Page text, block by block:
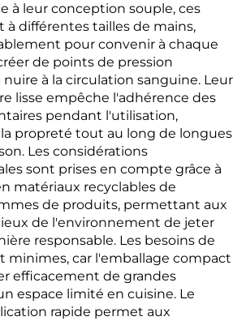
à leur conception souple, ces
à différentes tailles de mains,
pour convenir à chaque
de points de pression
à la circulation sanguine. Leur
lisse empêche l'adhérence des
pendant l'utilisation,
propreté tout au long de longues
Les considérations
sont prises en compte grâce à
matériaux recyclables de
de produits, permettant aux
de l'environnement de jeter
responsable. Les besoins de
minimes, car l'emballage compact
efficacement de grandes
espace limité en cuisine. Le
rapide permet aux